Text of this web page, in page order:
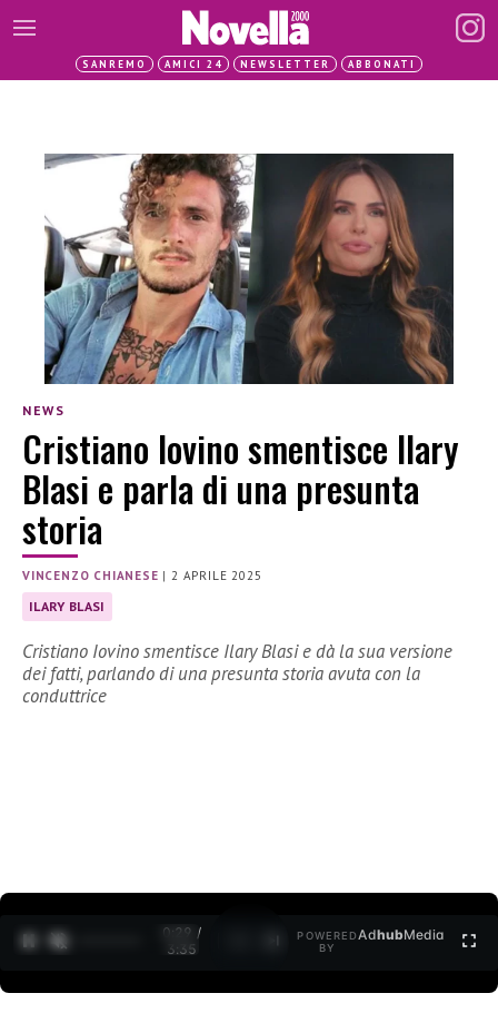
SANREMO AMICI 24 NEWSLETTER ABBONATI
NEWS
Cristiano Iovino smentisce Ilary
Blasi e parla di una presunta
storia
VINCENZO CHIANESE |2 APRILE 2025
ILARY BLASI
Cristiano Iovino smentisce Ilary Blasi e dà la sua versione
dei fatti, parlando di una presunta storia avuta con la
conduttrice
0:30 /
3:35
POWERED
BY
AdhubMedia